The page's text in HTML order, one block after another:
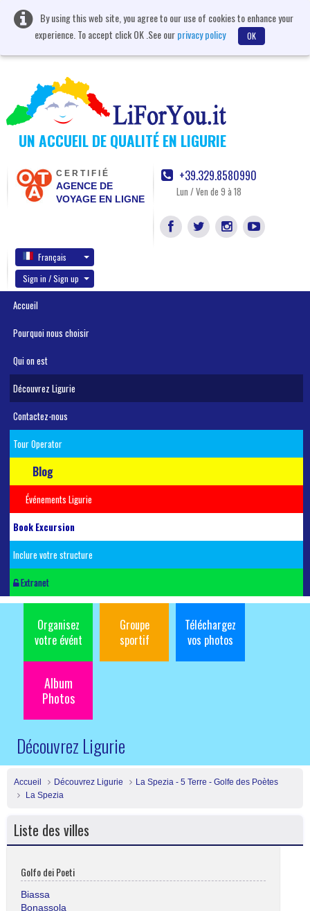
By using this web site, you agree to our use of cookies to enhance your
experience. To accept click OK .See ourprivacy policy OK
UN ACCUEIL DE QUALITÉ EN LIGURIE
CERTIFIÉ
AGENCE DE
VOYAGE EN LIGNE
+39.329.8580990
Lun / Ven de 9 à 18
Français
Sign in / Sign up
Accueil
Pourquoi nous choisir
Qui on est
Découvrez Ligurie
Contactez-nous
Tour Operator
Blog
Événements Ligurie
Book Excursion
Inclure votre structure
Extranet
Organisez
votre évént
Groupe
sportif
Téléchargez
vos photos
Album
Photos
Découvrez Ligurie
Accueil Découvrez Ligurie
La Spezia - 5 Terre - Golfe des Poètes
La Spezia
Liste des villes
Golfo dei Poeti
Biassa
Bonassola